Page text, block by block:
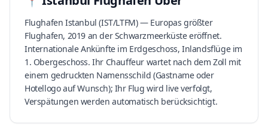
Flughafen Istanbul (IST/LTFM) — Europas größter
Flughafen, 2019 an der Schwarzmeerküste eröffnet.
Internationale Ankünfte im Erdgeschoss, Inlandsflüge im
1. Obergeschoss. Ihr Chauffeur wartet nach dem Zoll mit
einem gedruckten Namensschild (Gastname oder
Hotellogo auf Wunsch); Ihr Flug wird live verfolgt,
Verspätungen werden automatisch berücksichtigt.